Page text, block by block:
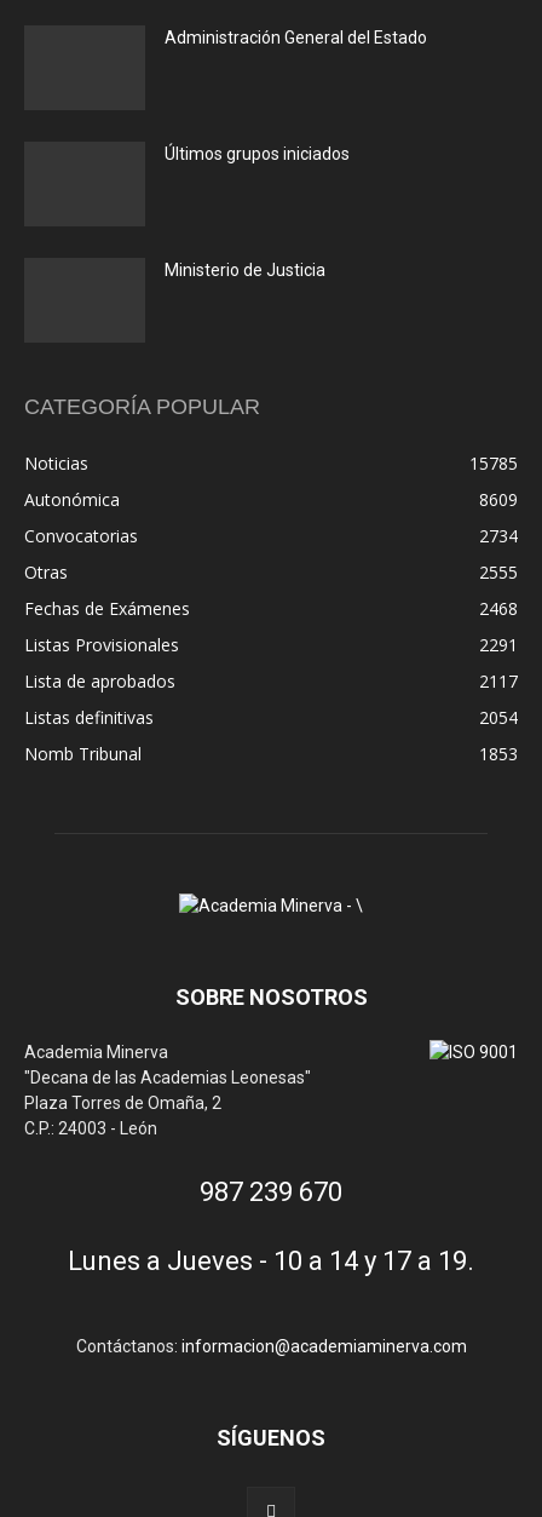
Administración General del Estado
Últimos grupos iniciados
Ministerio de Justicia
CATEGORÍA POPULAR
Noticias
15785
Autonómica
8609
Convocatorias
2734
Otras
2555
Fechas de Exámenes
2468
Listas Provisionales
2291
Lista de aprobados
2117
Listas definitivas
2054
Nomb Tribunal
1853
SOBRE NOSOTROS
Academia Minerva
"Decana de las Academias Leonesas"
Plaza Torres de Omaña, 2
C.P.: 24003 - León
987 239 670
Lunes a Jueves - 10 a 14 y 17 a 19.
Contáctanos: informacion@academiaminerva.com
SÍGUENOS